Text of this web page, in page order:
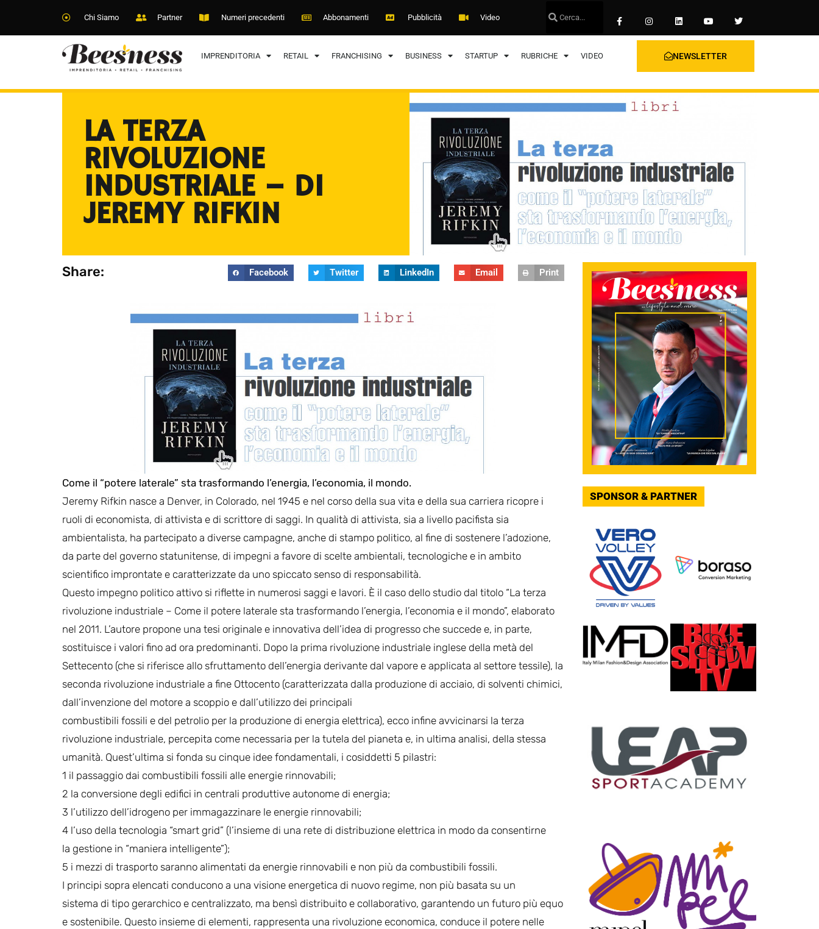
Chi Siamo Partner Numeri precedenti Abbonamenti Pubblicità Video
IMPRENDITORIA RETAIL FRANCHISING BUSINESS STARTUP RUBRICHE VIDEO NEWSLETTER
LA TERZA
RIVOLUZIONE
INDUSTRIALE – DI
JEREMY RIFKIN
Share: Facebook Twitter LinkedIn Email Print
Come il “potere laterale” sta trasformando l’energia, l’economia, il mondo.
Jeremy Rifkin nasce a Denver, in Colorado, nel 1945 e nel corso della sua vita e della sua carriera ricopre i
ruoli di economista, di attivista e di scrittore di saggi. In qualità di attivista, sia a livello pacifista sia
ambientalista, ha partecipato a diverse campagne, anche di stampo politico, al fine di sostenere l’adozione,
da parte del governo statunitense, di impegni a favore di scelte ambientali, tecnologiche e in ambito
scientifico improntate e caratterizzate da uno spiccato senso di responsabilità.
Questo impegno politico attivo si riflette in numerosi saggi e lavori. È il caso dello studio dal titolo “La terza
rivoluzione industriale – Come il potere laterale sta trasformando l’energia, l’economia e il mondo”, elaborato
nel 2011. L’autore propone una tesi originale e innovativa dell’idea di progresso che succede e, in parte,
sostituisce i valori fino ad ora predominanti. Dopo la prima rivoluzione industriale inglese della metà del
Settecento (che si riferisce allo sfruttamento dell’energia derivante dal vapore e applicata al settore tessile), la
seconda rivoluzione industriale a fine Ottocento (caratterizzata dalla produzione di acciaio, di solventi chimici,
dall’invenzione del motore a scoppio e dall’utilizzo dei principali
combustibili fossili e del petrolio per la produzione di energia elettrica), ecco infine avvicinarsi la terza
rivoluzione industriale, percepita come necessaria per la tutela del pianeta e, in ultima analisi, della stessa
umanità. Quest’ultima si fonda su cinque idee fondamentali, i cosiddetti 5 pilastri:
1 il passaggio dai combustibili fossili alle energie rinnovabili;
2 la conversione degli edifici in centrali produttive autonome di energia;
3 l’utilizzo dell’idrogeno per immagazzinare le energie rinnovabili;
4 l’uso della tecnologia “smart grid” (l’insieme di una rete di distribuzione elettrica in modo da consentirne
la gestione in “maniera intelligente”);
5 i mezzi di trasporto saranno alimentati da energie rinnovabili e non più da combustibili fossili.
I principi sopra elencati conducono a una visione energetica di nuovo regime, non più basata su un
sistema di tipo gerarchico e centralizzato, ma bensì distribuito e collaborativo, garantendo un futuro più equo
e sostenibile. Questo insieme di elementi, rappresenta una rivoluzione economica, conduce il potere nelle
SPONSOR & PARTNER